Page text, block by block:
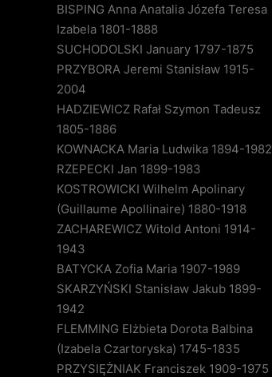
BISPING Anna Anatalia Józefa Teresa
Izabela 1801-1888
SUCHODOLSKI January 1797-1875
PRZYBORA Jeremi Stanisław 1915-
2004
HADZIEWICZ Rafał Szymon Tadeusz
1805-1886
KOWNACKA Maria Ludwika 1894-1982
RZEPECKI Jan 1899-1983
KOSTROWICKI Wilhelm Apolinary
(Guillaume Apollinaire) 1880-1918
ZACHAREWICZ Witold Antoni 1914-
1943
BATYCKA Zofia Maria 1907-1989
SKARZYŃSKI Stanisław Jakub 1899-
1942
FLEMMING Elżbieta Dorota Balbina
(Izabela Czartoryska) 1745-1835
PRZYSIĘŻNIAK Franciszek 1909-1975